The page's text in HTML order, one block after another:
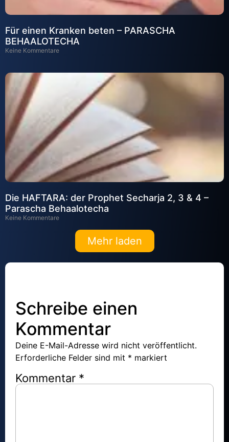
Für einen Kranken beten – PARASCHA
BEHAALOTECHA
Keine Kommentare
Die HAFTARA: der Prophet Secharja 2, 3 & 4 –
Parascha Behaalotecha
Keine Kommentare
Mehr laden
Schreibe einen
Kommentar
Deine E-Mail-Adresse wird nicht veröffentlicht.
Erforderliche Felder sind mit * markiert
Kommentar *